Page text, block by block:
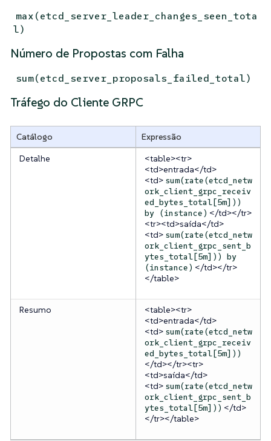
max(etcd_server_leader_changes_seen_tota
l)
Número de Propostas com Falha
sum(etcd_server_proposals_failed_total)
Tráfego do Cliente GRPC
Catálogo
Expressão
Detalhe
<table><tr>
<td>entrada</td>
<td> sum(rate(etcd_netw
ork_client_grpc_receiv
ed_bytes_total[5m]))
by (instance) </td></tr>
<tr><td>saída</td>
<td> sum(rate(etcd_netw
ork_client_grpc_sent_b
ytes_total[5m])) by
(instance) </td></tr>
</table>
Resumo
<table><tr>
<td>entrada</td>
<td> sum(rate(etcd_netw
ork_client_grpc_receiv
ed_bytes_total[5m]))
</td></tr><tr>
<td>saída</td>
<td> sum(rate(etcd_netw
ork_client_grpc_sent_b
ytes_total[5m])) </td>
</tr></table>